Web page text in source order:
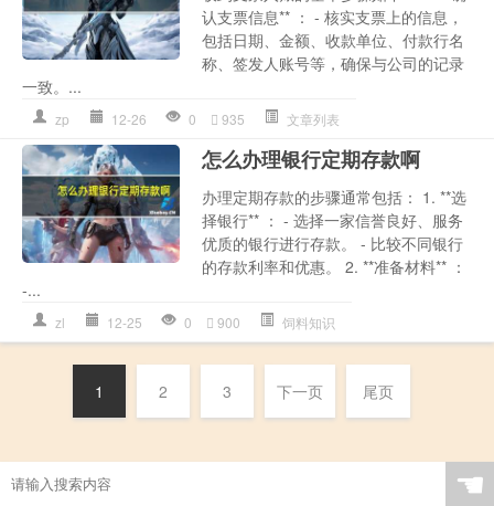
认支票信息** ： - 核实支票上的信息，
包括日期、金额、收款单位、付款行名
称、签发人账号等，确保与公司的记录
一致。...
zp 12-26 0 935 文章列表
怎么办理银行定期存款啊
办理定期存款的步骤通常包括： 1. **选
择银行** ： - 选择一家信誉良好、服务
优质的银行进行存款。 - 比较不同银行
的存款利率和优惠。 2. **准备材料** ：
-...
zl 12-25 0 900 饲料知识
1 2 3 下一页 尾页
☚